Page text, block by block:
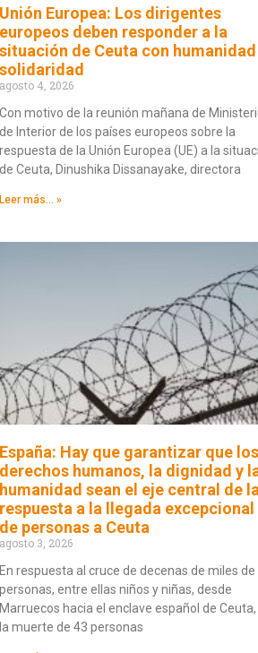
Unión Europea: Los dirigentes
europeos deben responder a la
situación de Ceuta con
solidaridad
agosto 4, 2026
Con motivo de la reunión mañana de
de Interior de los países europeos sobre la
respuesta de la Unión Europea (UE) a la
de Ceuta, Dinushika Dissanayake, directora
Leer más... »
España: Hay que garantizar que los
derechos humanos, la dignidad y
humanidad sean el eje central de la
respuesta a la llegada excepcional
de personas a Ceuta
agosto 3, 2026
En respuesta al cruce de decenas de miles de
personas, entre ellas niños y niñas, desde
Marruecos hacia el enclave español de Ceuta,
la muerte de 43 personas